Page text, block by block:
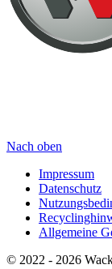
Nach oben
Impressum
Datenschutz
Allgemeine
© 2022 - 2026